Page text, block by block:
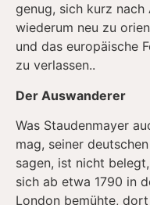
genug, sich kurz nach
wiederum neu zu
und das europäische
zu verlassen..
Der Auswanderer
Was Staudenmayer
mag, seiner
sagen, ist nicht
sich ab etwa 1790 in
London bemühte,